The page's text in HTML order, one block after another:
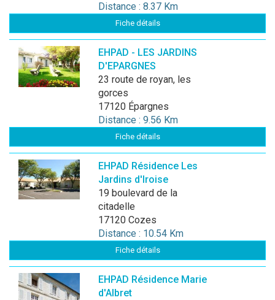
Distance : 8.37 Km
Fiche détails
EHPAD - LES JARDINS
D'EPARGNES
23 route de royan, les
gorces
17120 Épargnes
Distance : 9.56 Km
Fiche détails
EHPAD Résidence Les
Jardins d'Iroise
19 boulevard de la
citadelle
17120 Cozes
Distance : 10.54 Km
Fiche détails
EHPAD Résidence Marie
d'Albret